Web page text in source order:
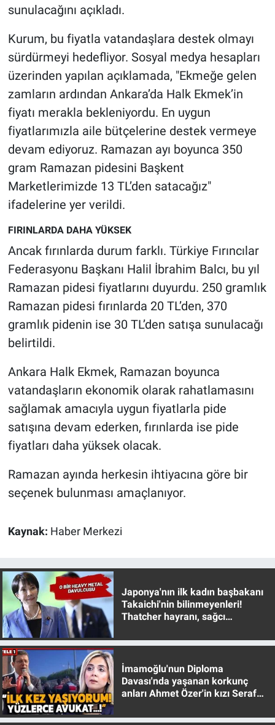
sunulacağını açıkladı.
Kurum, bu fiyatla vatandaşlara destek olmayı
sürdürmeyi hedefliyor. Sosyal medya hesapları
üzerinden yapılan açıklamada, "Ekmeğe gelen
zamların ardından Ankara’da Halk Ekmek’in
fiyatı merakla bekleniyordu. En uygun
fiyatlarımızla aile bütçelerine destek vermeye
devam ediyoruz. Ramazan ayı boyunca 350
gram Ramazan pidesini Başkent
Marketlerimizde 13 TL’den satacağız"
ifadelerine yer verildi.
FIRINLARDA DAHA YÜKSEK
Ancak fırınlarda durum farklı. Türkiye Fırıncılar
Federasyonu Başkanı Halil İbrahim Balcı, bu yıl
Ramazan pidesi fiyatlarını duyurdu. 250 gramlık
Ramazan pidesi fırınlarda 20 TL’den, 370
gramlık pidenin ise 30 TL’den satışa sunulacağı
belirtildi.
Ankara Halk Ekmek, Ramazan boyunca
vatandaşların ekonomik olarak rahatlamasını
sağlamak amacıyla uygun fiyatlarla pide
satışına devam ederken, fırınlarda ise pide
fiyatları daha yüksek olacak.
Ramazan ayında herkesin ihtiyacına göre bir
seçenek bulunması amaçlanıyor.
Kaynak: Haber Merkezi
Japonya'nın ilk kadın başbakanı
Takaichi'nin bilinmeyenleri!
Thatcher hayranı, sağcı
İmamoğlu'nun Diploma
Davası'nda yaşanan korkunç
anları Ahmet Özer'in kızı Seraf
Kimdir
Koronavirüs
Kültür Sanat
Ne demişti
Nedir
Popüler
Sağlık
Spor
Teknoloji
Türkiye'nin Geleceği
Türkiye'nin Gündemi
Yerel Gündem
Canlı Yayın